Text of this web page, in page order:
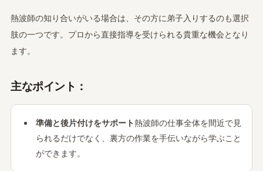
熱波師の知り合いがいる場合は、その方に弟子入りするのも選択
肢の一つです。プロから直接指導を受けられる貴重な機会となり
ます。
主なポイント：
準備と後片付けをサポート熱波師の仕事全体を間近で見
られるだけでなく、裏方の作業を手伝いながら学ぶこと
ができます。